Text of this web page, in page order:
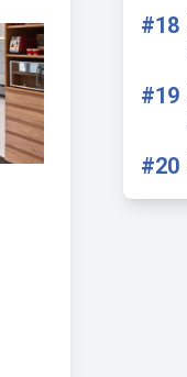
#18
#19
#20